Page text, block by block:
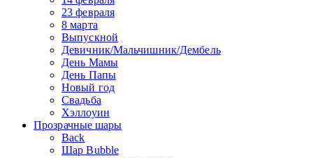
23 февраля
8 марта
Выпускной
Девичник/Мальчишник/Дембель
День Мамы
День Папы
Новый год
Свадьба
Хэллоуин
Прозрачные шары
Back
Шар Bubble